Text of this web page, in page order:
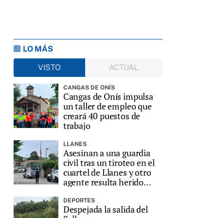
LO MÁS
VISTO
ACTUAL
CANGAS DE ONÍS
Cangas de Onís impulsa
un taller de empleo que
creará 40 puestos de
trabajo
LLANES
Asesinan a una guardia
civil tras un tiroteo en el
cuartel de Llanes y otro
agente resulta herido
DEPORTES
Despejada la salida del